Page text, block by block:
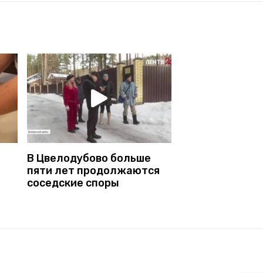
В Цвелодубово больше
пяти лет продолжаются
соседские споры